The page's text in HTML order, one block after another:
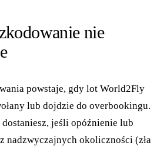
nie
powstaje, gdy lot World2Fly
lub dojdzie do overbookingu.
jeśli opóźnienie lub
nadzwyczajnych okoliczności (zła